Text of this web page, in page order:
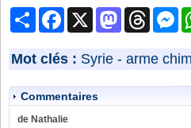
PartagerFacebook MastodonThreads
Mot clés : Syrie - arme
Commentaires
de Nathalie